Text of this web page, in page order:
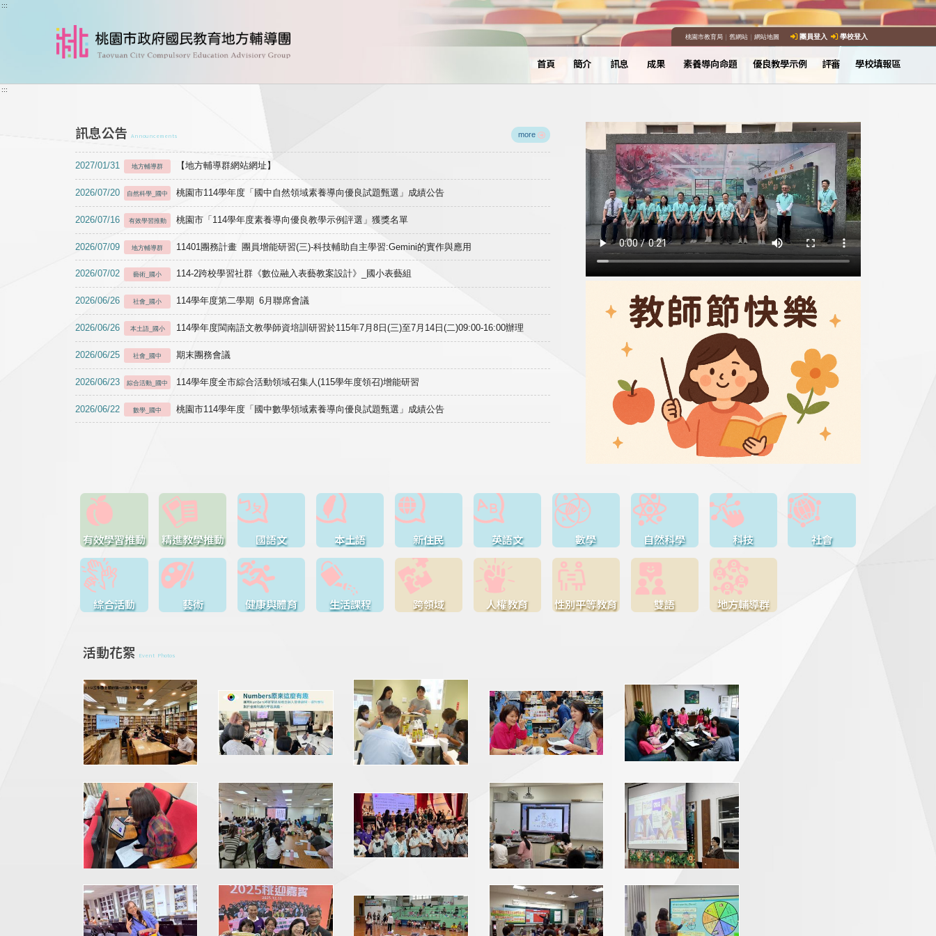
跳到主要內容
:::
桃園市教育局｜ 舊網站｜ 網站地圖 團員登入 學校登入
首頁 簡介 訊息 成果 素養導向命題 優良教學示例 評審 學校填報區
:::
訊息公告 Announcements more
2027/01/31 地方輔導群 【地方輔導群網站網址】
2026/07/20 自然科學_國中 桃園市114學年度「國中自然領域素養導向優良試題甄選」成績公告
2026/07/16 有效學習推動 桃園市「114學年度素養導向優良教學示例評選」獲獎名單
2026/07/09 地方輔導群 11401團務計畫 團員增能研習(三)-科技輔助自主學習:Gemini的實作與應用
2026/07/02 藝術_國小 114-2跨校學習社群《數位融入表藝教案設計》_國小表藝組
2026/06/26 社會_國小 114學年度第二學期 6月聯席會議
2026/06/26 本土語_國小 114學年度閩南語文教學師資培訓研習於115年7月8日(三)至7月14日(二)09:00-16:00辦理
2026/06/25 社會_國中 期末團務會議
2026/06/23 綜合活動_國中 114學年度全市綜合活動領域召集人(115學年度領召)增能研習
2026/06/22 數學_國中 桃園市114學年度「國中數學領域素養導向優良試題甄選」成績公告
有效學習推動 精進教學推動 國語文 本土語 新住民 英語文 數學 自然科學 科技 社會
綜合活動 藝術 健康與體育 生活課程 跨領域 人權教育 性別平等教育 雙語 地方輔導群
活動花絮 Event Photos